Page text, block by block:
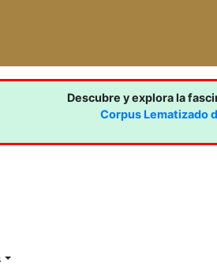
Descubre y explora la
Corpus Lematizado